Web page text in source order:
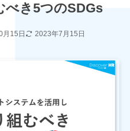
べき5つのSDGs
月15日 2023年7月15日